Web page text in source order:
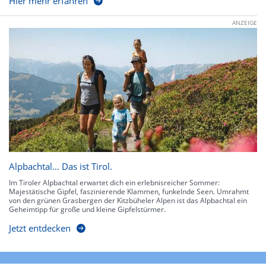
ANZEIGE
Alpbachtal… Das ist Tirol.
Im Tiroler Alpbachtal erwartet dich ein erlebnisreicher Sommer:
Majestätische Gipfel, faszinierende Klammen, funkelnde Seen. Umrahmt
von den grünen Grasbergen der Kitzbüheler Alpen ist das Alpbachtal ein
Geheimtipp für große und kleine Gipfelstürmer.
Jetzt entdecken